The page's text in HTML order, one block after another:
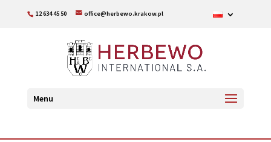
12 634 45 50 office@herbewo.krakow.pl
Menu